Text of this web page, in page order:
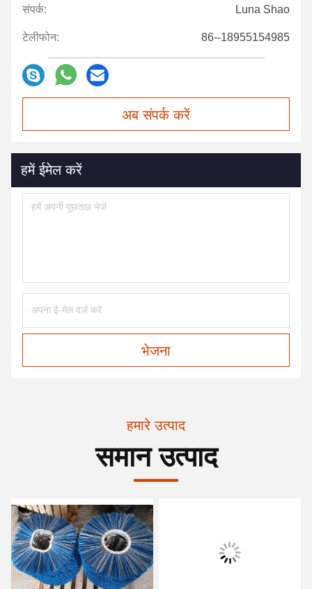
संपर्क: Luna Shao
टेलीफोन: 86--18955154985
अब संपर्क करें
हमें ईमेल करें
भेजना
हमारे उत्पाद
समान उत्पाद